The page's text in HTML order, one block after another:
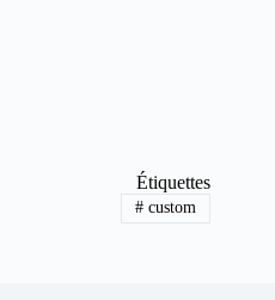
Étiquettes
# custom